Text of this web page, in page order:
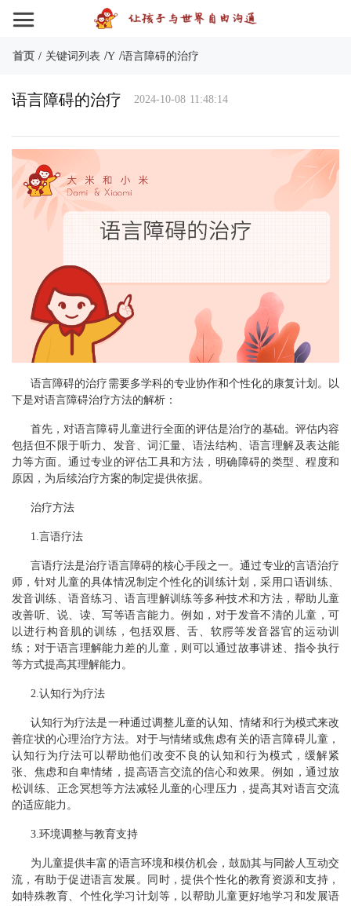
首页 / 关键词列表 /Y /语言障碍的治疗
语言障碍的治疗 2024-10-08 11:48:14
语言障碍的治疗需要多学科的专业协作和个性化的康复计划。以
下是对语言障碍治疗方法的解析：
首先，对语言障碍儿童进行全面的评估是治疗的基础。评估内容
包括但不限于听力、发音、词汇量、语法结构、语言理解及表达能
力等方面。通过专业的评估工具和方法，明确障碍的类型、程度和
原因，为后续治疗方案的制定提供依据。
治疗方法
1.言语疗法
言语疗法是治疗语言障碍的核心手段之一。通过专业的言语治疗
师，针对儿童的具体情况制定个性化的训练计划，采用口语训练、
发音训练、语音练习、语言理解训练等多种技术和方法，帮助儿童
改善听、说、读、写等语言能力。例如，对于发音不清的儿童，可
以进行构音肌的训练，包括双唇、舌、软腭等发音器官的运动训
练；对于语言理解能力差的儿童，则可以通过故事讲述、指令执行
等方式提高其理解能力。
2.认知行为疗法
认知行为疗法是一种通过调整儿童的认知、情绪和行为模式来改
善症状的心理治疗方法。对于与情绪或焦虑有关的语言障碍儿童，
认知行为疗法可以帮助他们改变不良的认知和行为模式，缓解紧
张、焦虑和自卑情绪，提高语言交流的信心和效果。例如，通过放
松训练、正念冥想等方法减轻儿童的心理压力，提高其对语言交流
的适应能力。
3.环境调整与教育支持
为儿童提供丰富的语言环境和模仿机会，鼓励其与同龄人互动交
流，有助于促进语言发展。同时，提供个性化的教育资源和支持，
如特殊教育、个性化学习计划等，以帮助儿童更好地学习和发展语